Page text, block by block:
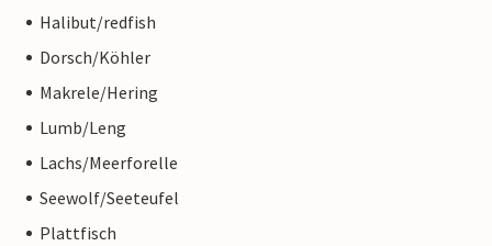
Halibut/redfish
Dorsch/Köhler
Makrele/Hering
Lumb/Leng
Lachs/Meerforelle
Seewolf/Seeteufel
Plattfisch